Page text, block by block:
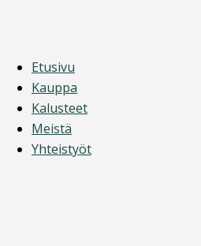
Etusivu
Kauppa
Kalusteet
Meistä
Yhteistyöt